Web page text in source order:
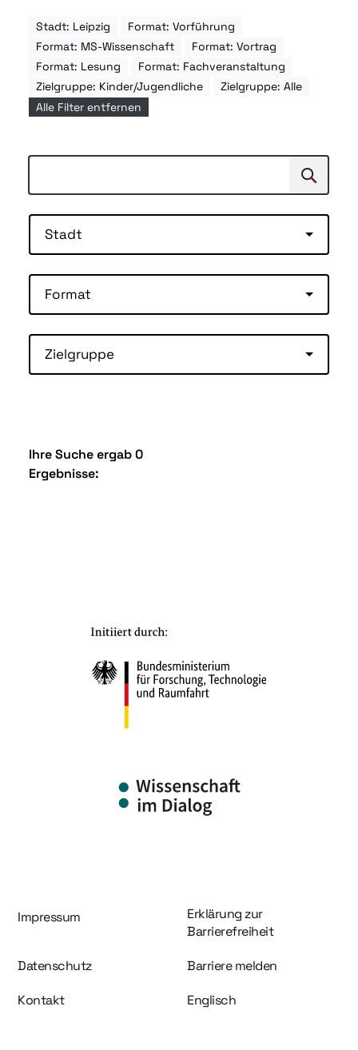
Stadt: Leipzig
Format: Vorführung
Format: MS-Wissenschaft
Format: Vortrag
Format: Lesung
Format: Fachveranstaltung
Zielgruppe: Kinder/Jugendliche
Zielgruppe: Alle
Alle Filter entfernen
Suchen
Stadt
Format
Zielgruppe
Ihre Suche ergab 0
Ergebnisse:
Information und Service
Impressum
Erklärung zur
Barrierefreiheit
Datenschutz Barriere melden
Kontakt Englisch